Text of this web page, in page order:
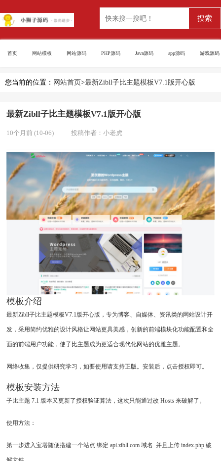
首页 网站模板 网站源码 PHP源码 Java源码 app源码 游戏源码
您当前的位置： 网站首页>最新Zibll子比主题模板V7.1版开心版
最新Zibll子比主题模板V7.1版开心版
10个月前 (10-06) 投稿作者： 小老虎
模板介绍
最新Zibll子比主题模板V7.1版开心版，专为博客、自媒体、资讯类的网站设计开
发，采用简约优雅的设计风格让网站更具美感，创新的前端模块化功能配置和全
面的前端用户功能，使子比主题成为更适合现代化网站的优雅主题。
网络收集，仅提供研究学习，如要使用请支持正版。安装后，点击授权即可。
模板安装方法
子比主题 7.1 版本又更新了授权验证算法，这次只能通过改 Hosts 来破解了。
使用方法：
第一步进入宝塔随便搭建一个站点 绑定 api.zibll.com 域名 并且上传 index.php 破